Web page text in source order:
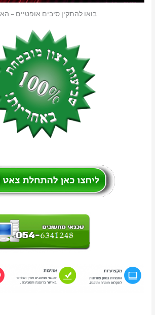
בואו להתקין סיבים אופטיים – האינטרנט